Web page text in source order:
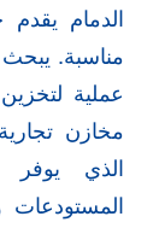
الدمام
مناسبة.
عملية
مخازن
الذي
المستودعات